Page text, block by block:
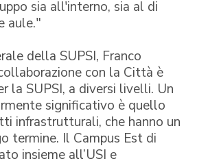
sia all'interno, sia al di
aule."
della SUPSI, Franco
con la Città è
la SUPSI, a diversi livelli. Un
significativo è quello
infrastrutturali, che hanno un
termine. Il Campus Est di
insieme all’USI e